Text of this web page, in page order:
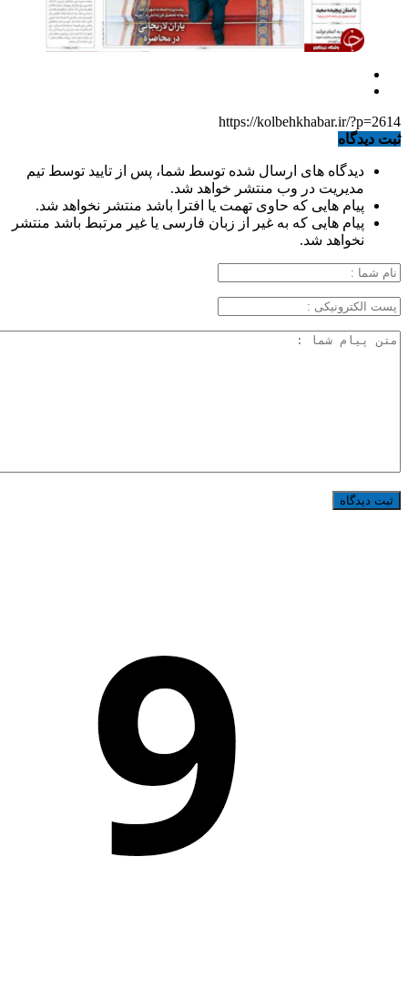
https://kolbehkhabar.ir/?p=2614
ثبت دیدگاه
دیدگاه های ارسال شده توسط شما، پس از تایید توسط تیم
مدیریت در وب منتشر خواهد شد.
پیام هایی که حاوی تهمت یا افترا باشد منتشر نخواهد شد.
پیام هایی که به غیر از زبان فارسی یا غیر مرتبط باشد منتشر
نخواهد شد.